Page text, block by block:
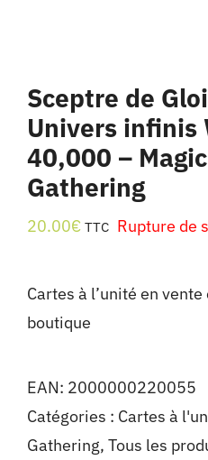
Sceptre de
Univers infinis
40,000 –
Gathering
20.00€ TTC Rupture de
Cartes à l’unité en
boutique
EAN: 2000000220055
Catégories : Cartes à
Gathering, Tous les